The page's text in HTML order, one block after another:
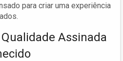
para criar uma experiência
Assinada